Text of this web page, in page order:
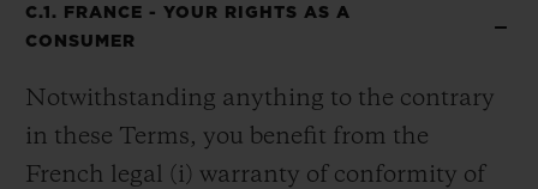
C.1. FRANCE - YOUR RIGHTS AS A
CONSUMER
Notwithstanding anything to the contrary
in these Terms, you benefit from the
French legal (i) warranty of conformity of